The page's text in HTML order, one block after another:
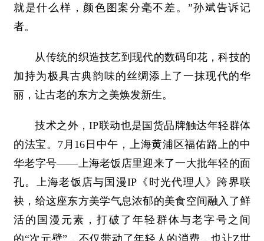
就是什么样，颜色图案分毫不差。”孙斌告诉记
者。
从传统的织造技艺到现代的数码印花，科技的
加持为极具古典韵味的丝绸添上了一抹现代的华
丽，让古老的东方之美焕发新生。
技术之外，IP联动也是国货品牌触达年轻群体
的法宝。7月16日中午，上海黄浦区福佑路上的中
华老字号——上海老饭店里迎来了一大批年轻的面
孔。上海老饭店与国漫IP《时光代理人》跨界联
袂，给这座东方美学气息浓郁的美食空间融入了鲜
活的国漫元素，打破了年轻群体与老字号之间
的“次元壁”，不仅带动了年轻人的消费，也让Z世